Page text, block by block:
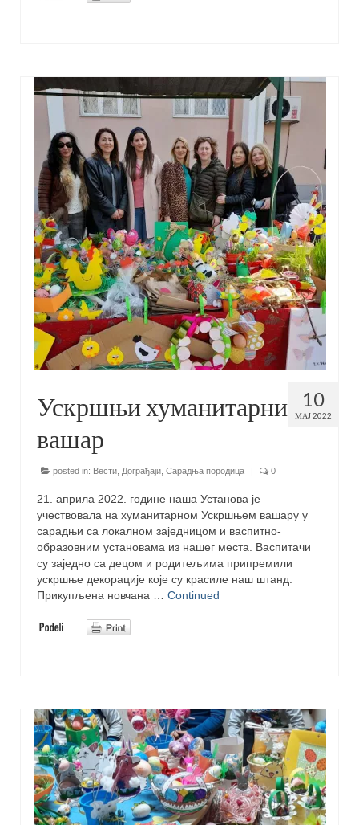
10
МАЈ 2022
Ускршњи хуманитарни
вашар
posted in: Вести Дограђаји Сарадња породица | 0
21. априла 2022. године наша Установа је
учествовала на хуманитарном Ускршњем вашару у
сарадњи са локалном заједницом и васпитно-
образовним установама из нашег места. Васпитачи
су заједно са децом и родитељима припремили
ускршње декорације које су красиле наш штанд.
Прикупљена новчана … Continued